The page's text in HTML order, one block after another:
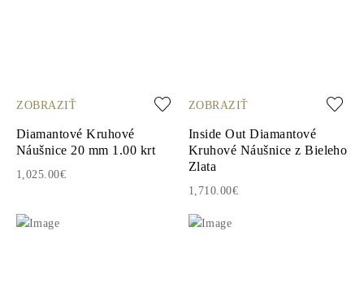
ZOBRAZIŤ
Diamantové Kruhové
Náušnice 20 mm 1.00 krt
1,025.00€
ZOBRAZIŤ
Inside Out Diamantové
Kruhové Náušnice z Bieleho
Zlata
1,710.00€